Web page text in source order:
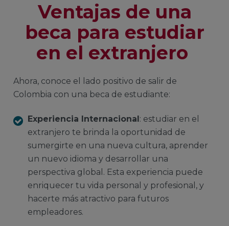
Ventajas de una
beca para estudiar
en el extranjero
Ahora, conoce el lado positivo de salir de
Colombia con una beca de estudiante:
Experiencia Internacional: estudiar en el
extranjero te brinda la oportunidad de
sumergirte en una nueva cultura, aprender
un nuevo idioma y desarrollar una
perspectiva global. Esta experiencia puede
enriquecer tu vida personal y profesional, y
hacerte más atractivo para futuros
empleadores.